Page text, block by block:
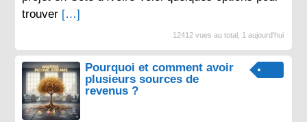
trouver […]
12412 vues au total, 1 aujourd'hui
Pourquoi et comment avoir
plusieurs sources de
revenus ?